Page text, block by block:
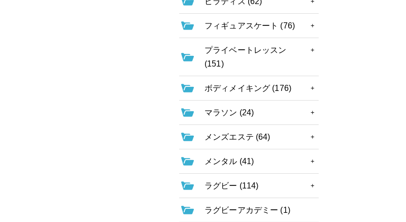
フィギュアスケート (76)
プライベートレッスン
(151)
ボディメイキング (176)
マラソン (24)
メンズエステ (64)
メンタル (41)
ラグビー (114)
ラグビーアカデミー (1)